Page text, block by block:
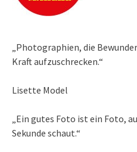
„Photographien, die
Kraft aufzuschrecken.“
Lisette Model
„Ein gutes Foto ist ein Foto,
Sekunde schaut.“